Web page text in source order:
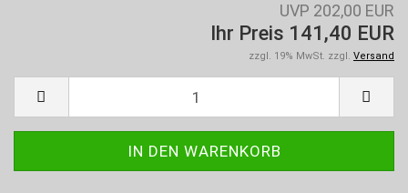
UVP 202,00 EUR
Ihr Preis 141,40 EUR
zzgl. 19% MwSt. zzgl. Versand